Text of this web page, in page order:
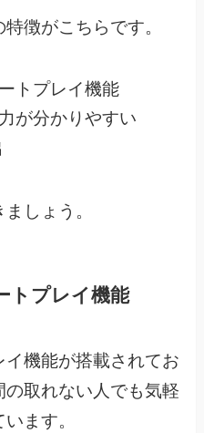
徴がこちらです。
トプレイ機能
が分かりやすい
しょう。
トプレイ機能
機能が搭載されてお
取れない人でも気軽
ます。